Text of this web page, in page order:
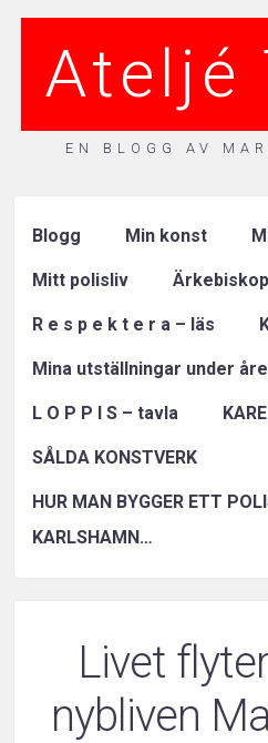
Ateljé
EN BLOGG AV
Blogg Min konst
Mitt polisliv
R e s p e k t e r a – läs
Mina utställningar under
L O P P I S – tavla
SÅLDA KONSTVERK
HUR MAN BYGGER ETT
KARLSHAMN…
Livet
nybliven